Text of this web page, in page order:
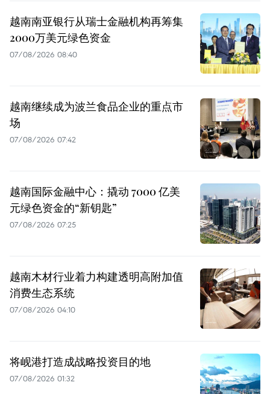
越南南亚银行从瑞士金融机构再筹集
2000万美元绿色资金
07/08/2026 08:40
越南继续成为波兰食品企业的重点市
场
07/08/2026 07:42
越南国际金融中心：撬动 7000 亿美
元绿色资金的“新钥匙”
07/08/2026 07:25
越南木材行业着力构建透明高附加值
消费生态系统
07/08/2026 04:10
将岘港打造成战略投资目的地
07/08/2026 01:32